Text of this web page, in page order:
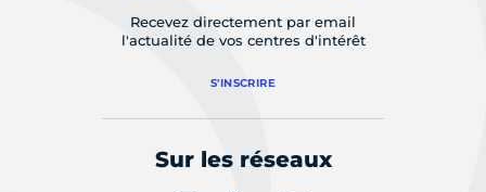
Recevez directement par email
l'actualité de vos centres d'intérêt
S'INSCRIRE
Sur les réseaux